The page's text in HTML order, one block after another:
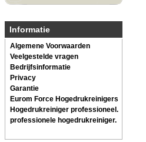
Informatie
Algemene Voorwaarden
Veelgestelde vragen
Bedrijfsinformatie
Privacy
Garantie
Eurom Force Hogedrukreinigers
Hogedrukreiniger professioneel.
professionele hogedrukreiniger.